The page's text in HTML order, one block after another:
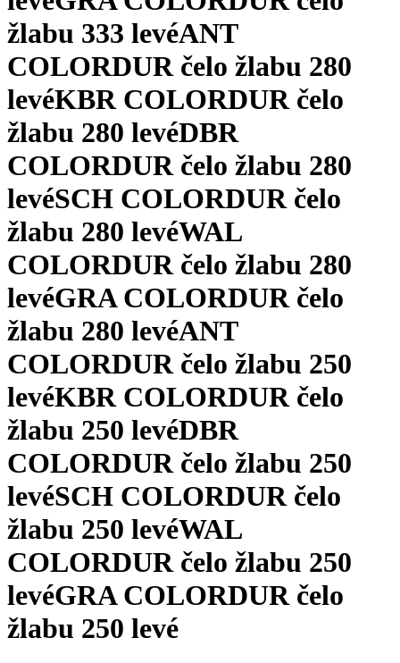
žlabu 333 levéANT
COLORDUR čelo žlabu 280
levéKBR COLORDUR čelo
žlabu 280 levéDBR
COLORDUR čelo žlabu 280
levéSCH COLORDUR čelo
žlabu 280 levéWAL
COLORDUR čelo žlabu 280
levéGRA COLORDUR čelo
žlabu 280 levéANT
COLORDUR čelo žlabu 250
levéKBR COLORDUR čelo
žlabu 250 levéDBR
COLORDUR čelo žlabu 250
levéSCH COLORDUR čelo
žlabu 250 levéWAL
COLORDUR čelo žlabu 250
levéGRA COLORDUR čelo
žlabu 250 levé